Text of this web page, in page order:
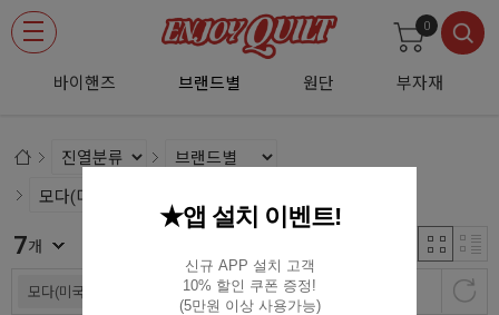
바이핸즈 브랜드별 원단 부자재
0
모다(미국)
7개
★앱 설치 이벤트!
신규 APP 설치 고객
10% 할인 쿠폰 증정!
(5만원 이상 사용가능)